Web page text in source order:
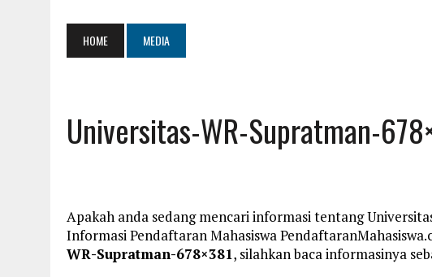
HOME MEDIA
Universitas-WR-Supratman-
Apakah anda sedang mencari informasi tentang
Informasi Pendaftaran Mahasiswa
WR-Supratman-678×381, silahkan baca informasinya